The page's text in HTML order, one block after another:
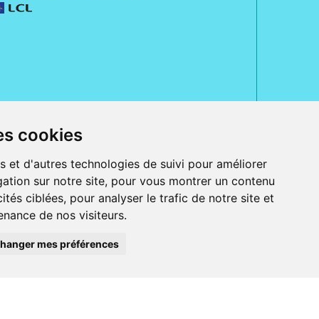
cookies
et d'autres technologies de suivi pour améliorer
sur notre site, pour vous montrer un contenu
ciblées, pour analyser le trafic de notre site et
de nos visiteurs.
mes préférences
Jeanne d' Harcourt, 80300 Albert.
ordonnance.
et iPod touch), ou sur Google Play (pour Androïd 5.0 ou version
Bancontact, PayPal.
beauté et bien-être ainsi que différents services : suivi personnalisé,
la peau, des cheveux...), mesure de la glycémie, perruques.
Pharmactiv réunit près de 1500 adhérents pharmaciens autour d' un
médical sous sa marque BetterLife.